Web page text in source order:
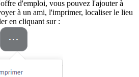
d'emploi, vous pouvez l'ajouter à
à un ami, l'imprimer, localiser le lieu
en cliquant sur :